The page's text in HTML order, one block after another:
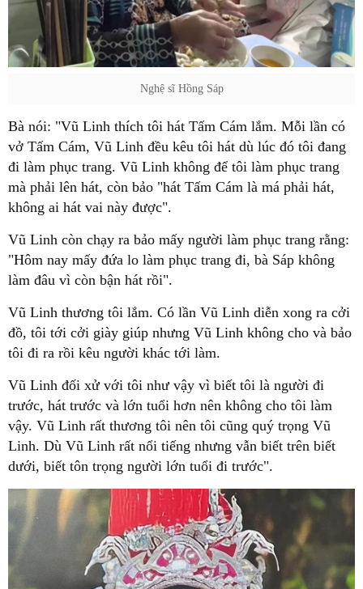
Nghệ sĩ Hồng Sáp
Bà nói: "Vũ Linh thích tôi hát Tấm Cám lắm. Mỗi lần có
vở Tấm Cám, Vũ Linh đều kêu tôi hát dù lúc đó tôi đang
đi làm phục trang. Vũ Linh không để tôi làm phục trang
mà phải lên hát, còn bảo "hát Tấm Cám là má phải hát,
không ai hát vai này được".
Vũ Linh còn chạy ra bảo mấy người làm phục trang rằng:
"Hôm nay mấy đứa lo làm phục trang đi, bà Sáp không
làm đâu vì còn bận hát rồi".
Vũ Linh thương tôi lắm. Có lần Vũ Linh diễn xong ra cởi
đồ, tôi tới cởi giày giúp nhưng Vũ Linh không cho và bảo
tôi đi ra rồi kêu người khác tới làm.
Vũ Linh đối xử với tôi như vậy vì biết tôi là người đi
trước, hát trước và lớn tuổi hơn nên không cho tôi làm
vậy. Vũ Linh rất thương tôi nên tôi cũng quý trọng Vũ
Linh. Dù Vũ Linh rất nổi tiếng nhưng vẫn biết trên biết
dưới, biết tôn trọng người lớn tuổi đi trước".